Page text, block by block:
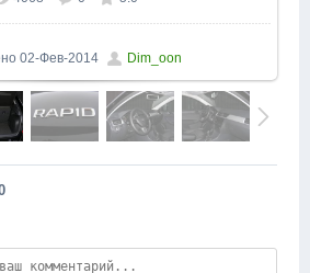
02-Фев-2014 Dim_oon